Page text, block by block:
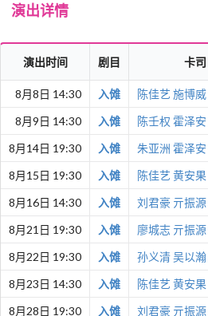
演出详情
演出时间 剧目 卡司
8月8日 14:30 入傩 陈佳艺 施博威
8月9日 14:30
入傩 陈壬权 霍泽安
8月14日 19:30
入傩 朱亚洲 霍泽安
8月15日 19:30
入傩 陈佳艺 黄安果
8月16日 14:30
入傩 刘君豪 亓振源
8月21日 19:30
入傩 廖城志 亓振源
8月22日 19:30
入傩 孙义清吴以瀚
8月23日 14:30
入傩 陈佳艺 黄安果
8月28日 19:30
入傩 刘君豪 亓振源